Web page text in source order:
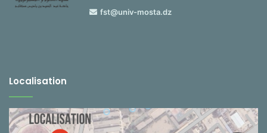
fst@univ-mosta.dz
Localisation